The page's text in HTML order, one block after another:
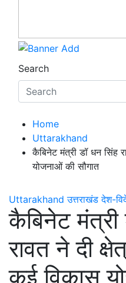
Search
Home
Uttarakhand
कैबिनेट मंत्री डॉ धन सिंह
योजनाओं की सौगात
Uttarakhand उत्तराखंड देश-
कैबिनेट
रावत ने दी
कई विकास